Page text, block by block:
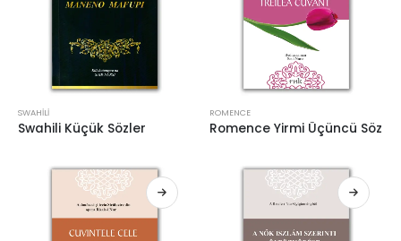
SWAHILI
Swahili Küçük Sözler
ROMENCE
Romence Yirmi Üçüncü Söz